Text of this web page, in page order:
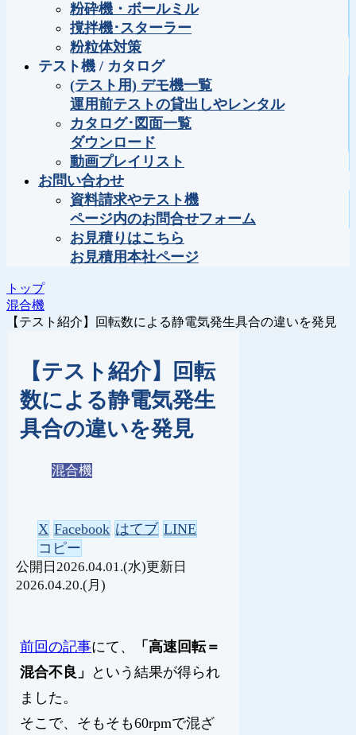
粉砕機・ボールミル
撹拌機･スターラー
粉粒体対策
テスト機 / カタログ
(テスト用) デモ機一覧
運用前テストの貸出しやレンタル
カタログ･図面一覧
ダウンロード
動画プレイリスト
お問い合わせ
資料請求やテスト機
ページ内のお問合せフォーム
お見積りはこちら
お見積用本社ページ
トップ
混合機
【テスト紹介】回転数による静電気発生具合の違いを発見
【テスト紹介】回転
数による静電気発生
具合の違いを発見
混合機
X Facebook はてブ LINE
コピー
2026.04.01.(水)
2026.04.20.(月)
前回の記事にて、
「高速回転＝
混合不良」
という結果が得られ
ました。
そこで、そもそも60rpmで混ざ